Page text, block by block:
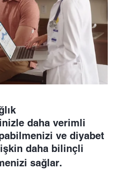
daha verimli
ve diyabet
daha bilinçli
sağlar.